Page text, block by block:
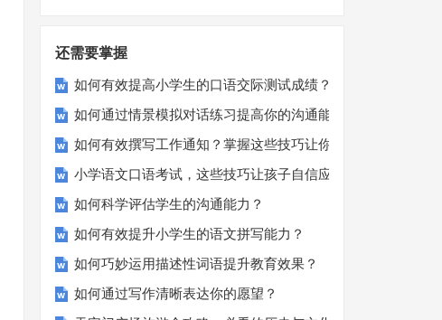
还需要掌握
如何有效提高小学生的口语交际测试成绩？
如何通过情景模拟对话练习提高你的沟通能力？
如何有效撰写工作通知？掌握这些技巧让你的通知更专业！
小学语文口语考试，这些技巧让孩子自信应考？
如何科学评估学生的沟通能力？
如何有效提升小学生的语文拼写能力？
如何巧妙运用描述性词语提升教育效果？
如何通过写作清晰表达你的愿望？